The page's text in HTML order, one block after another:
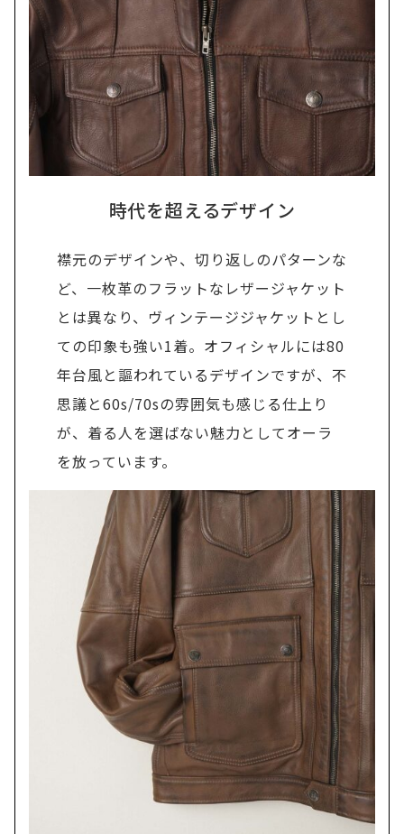
時代を超えるデザイン
襟元のデザインや、切り返しのパターンな
ど、一枚革のフラットなレザージャケット
とは異なり、ヴィンテージジャケットとし
ての印象も強い1着。オフィシャルには80
年台風と謳われているデザインですが、不
思議と60s/70sの雰囲気も感じる仕上り
が、着る人を選ばない魅力としてオーラ
を放っています。